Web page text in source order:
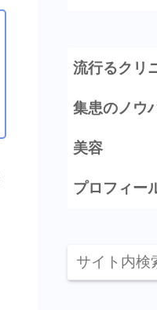
流行るクリ
集患のノウ
美容
プロフィー